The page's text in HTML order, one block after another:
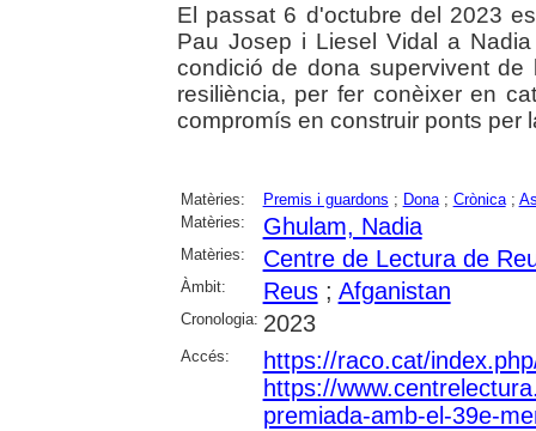
El passat 6 d'octubre del 2023
Pau Josep i Liesel Vidal a
condició de dona supervivent
resiliència, per fer conèixer en
compromís en construir ponts per
Matèries: Premis i guardons ; Dona; Crònica;
Matèries:
Ghulam, Nadia
Matèries: Centre de Lectura de
Àmbit: Reus; Afganistan
Cronologia: 2023
Accés:
https://raco.cat/
https://
premiada-amb-el-39e-